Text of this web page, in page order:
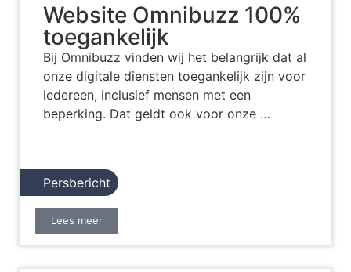
Website Omnibuzz 100%
toegankelijk
Bij Omnibuzz vinden wij het belangrijk dat al
onze digitale diensten toegankelijk zijn voor
iedereen, inclusief mensen met een
beperking. Dat geldt ook voor onze …
Persbericht
Lees meer